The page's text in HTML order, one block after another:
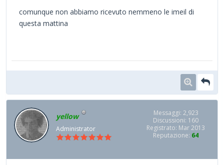
comunque non abbiamo ricevuto nemmeno le imeil di
questa mattina
yellow
Administrator
Messaggi: 2,923
Discussioni: 160
Registrato: Mar 2013
Reputazione: 64